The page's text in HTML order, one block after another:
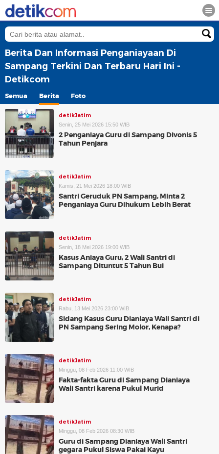
Berita Dan Informasi Penganiayaan Di
Sampang Terkini Dan Terbaru Hari Ini -
Detikcom
Semua Berita Foto
detikJatim
Senin, 25 Mei 2026 15:50 WIB
2 Penganiaya Guru di Sampang Divonis 5
Tahun Penjara
detikJatim
Kamis, 21 Mei 2026 18:00 WIB
Santri Geruduk PN Sampang, Minta 2
Penganiaya Guru Dihukum Lebih Berat
detikJatim
Senin, 18 Mei 2026 19:00 WIB
Kasus Aniaya Guru, 2 Wali Santri di
Sampang Dituntut 5 Tahun Bui
detikJatim
Rabu, 13 Mei 2026 23:00 WIB
Sidang Kasus Guru Dianiaya Wali Santri di
PN Sampang Sering Molor, Kenapa?
detikJatim
Minggu, 08 Feb 2026 11:00 WIB
Fakta-fakta Guru di Sampang Dianiaya
Wali Santri karena Pukul Murid
detikJatim
Minggu, 08 Feb 2026 08:30 WIB
Guru di Sampang Dianiaya Wali Santri
gegara Pukul Siswa Pakai Kayu